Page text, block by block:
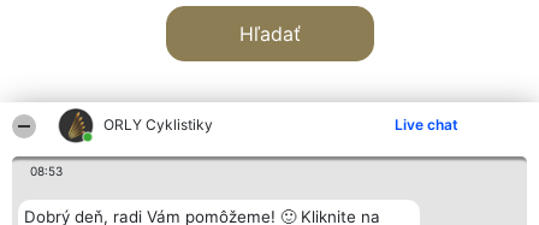
ORLY Cyklistiky Live chat
08:53
Dobrý deň, radi Vám pomôžeme! 🙂 Kliknite na
Hľadať
Organizátor hodnotenia Hodnotenie Kontakt